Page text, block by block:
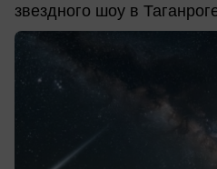
звездного шоу в